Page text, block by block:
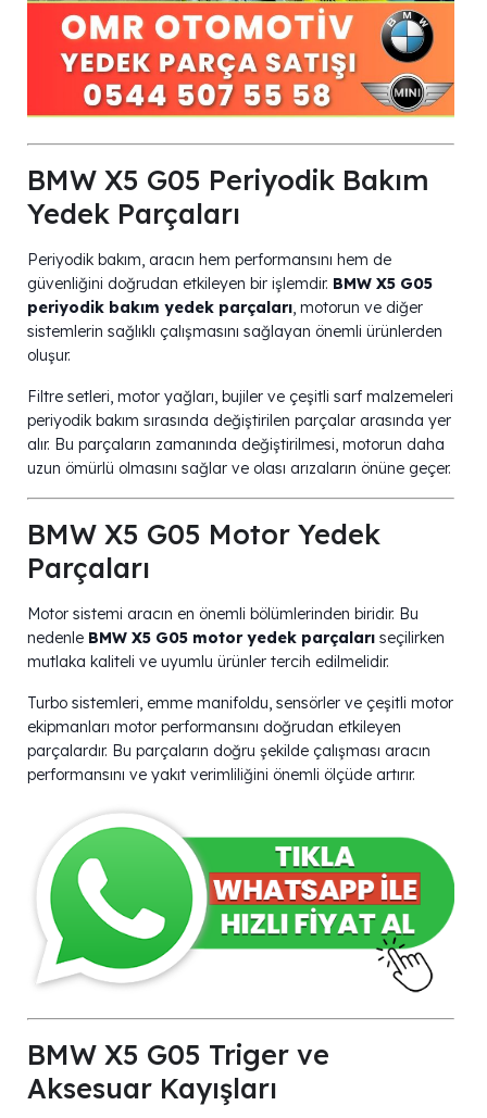
BMW X5 G05 Periyodik Bakım
Yedek Parçaları
Periyodik bakım, aracın hem performansını hem de
güvenliğini doğrudan etkileyen bir işlemdir. BMW X5 G05
periyodik bakım yedek parçaları, motorun ve diğer
sistemlerin sağlıklı çalışmasını sağlayan önemli ürünlerden
oluşur.
Filtre setleri, motor yağları, bujiler ve çeşitli sarf malzemeleri
periyodik bakım sırasında değiştirilen parçalar arasında yer
alır. Bu parçaların zamanında değiştirilmesi, motorun daha
uzun ömürlü olmasını sağlar ve olası arızaların önüne geçer.
BMW X5 G05 Motor Yedek
Parçaları
Motor sistemi aracın en önemli bölümlerinden biridir. Bu
nedenle
BMW X5 G05 motor yedek parçaları seçilirken
mutlaka kaliteli ve uyumlu ürünler tercih edilmelidir.
Turbo sistemleri, emme manifoldu, sensörler ve çeşitli motor
ekipmanları motor performansını doğrudan etkileyen
parçalardır. Bu parçaların doğru şekilde çalışması aracın
performansını ve yakıt verimliliğini önemli ölçüde artırır.
BMW X5 G05 Triger ve
Aksesuar Kayışları